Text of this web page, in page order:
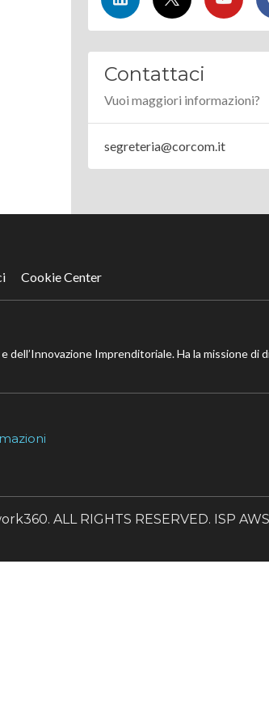
Contattaci
Vuoi maggiori informazioni?
segreteria@corcom.it
Cookie Center
Imprenditoriale. Ha la missione di
ALL RIGHTS RESERVED. ISP AWS